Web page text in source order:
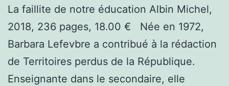
La faillite de notre éducation Albin Michel,
2018, 236 pages, 18.00 € Née en 1972,
Barbara Lefevbre a contribué à la rédaction
de Territoires perdus de la République.
Enseignante dans le secondaire, elle